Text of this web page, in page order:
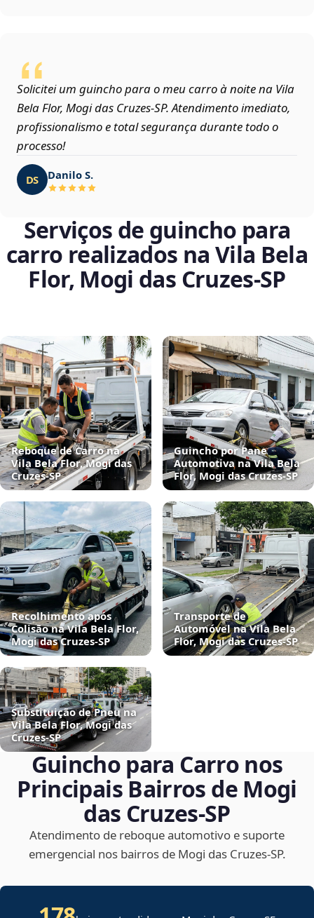
Solicitei um guincho para o meu carro à noite na Vila
Bela Flor, Mogi das Cruzes‑SP. Atendimento imediato,
profissionalismo e total segurança durante todo o
processo!
DS Danilo S.
Serviços de guincho para
carro realizados na Vila Bela
Flor, Mogi das Cruzes‑SP
Reboque de Carro na
Vila Bela Flor, Mogi das
Cruzes‑SP
Guincho por Pane
Automotiva na Vila Bela
Flor, Mogi das Cruzes‑SP
Recolhimento após
Colisão na Vila Bela Flor,
Mogi das Cruzes‑SP
Transporte de
Automóvel na Vila Bela
Flor, Mogi das Cruzes‑SP
Substituição de Pneu na
Vila Bela Flor, Mogi das
Cruzes‑SP
Guincho para Carro nos
Principais Bairros de Mogi
das Cruzes‑SP
Atendimento de reboque automotivo e suporte
emergencial nos bairros de Mogi das Cruzes‑SP.